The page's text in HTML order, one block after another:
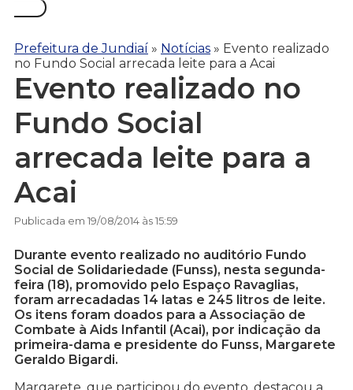
Prefeitura de Jundiaí » Notícias » Evento realizado
no Fundo Social arrecada leite para a Acai
Evento realizado no
Fundo Social
arrecada leite para a
Acai
Publicada em 19/08/2014 às 15:59
Durante evento realizado no auditório Fundo
Social de Solidariedade (Funss), nesta segunda-
feira (18), promovido pelo Espaço Ravaglias,
foram arrecadadas 14 latas e 245 litros de leite.
Os itens foram doados para a Associação de
Combate à Aids Infantil (Acai), por indicação da
primeira-dama e presidente do Funss, Margarete
Geraldo Bigardi.